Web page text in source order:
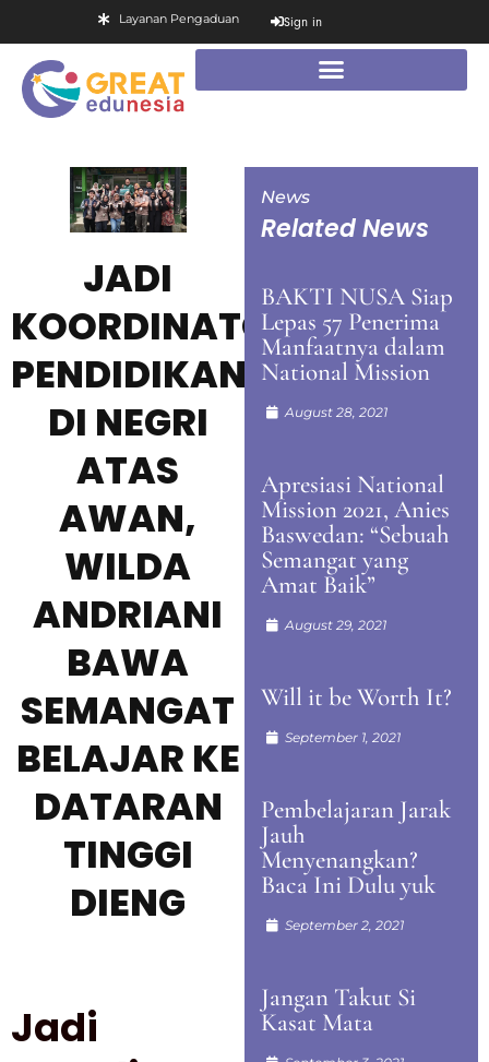
Layanan Pengaduan Sign in
JADI
KOORDINATOR
PENDIDIKAN
DI NEGRI
ATAS
AWAN,
WILDA
ANDRIANI
BAWA
SEMANGAT
BELAJAR KE
DATARAN
TINGGI
DIENG
Jadi
News
Related News
BAKTI NUSA Siap
Lepas 57 Penerima
Manfaatnya dalam
National Mission
August 28, 2021
Apresiasi National
Mission 2021, Anies
Baswedan: “Sebuah
Semangat yang
Amat Baik”
August 29, 2021
Will it be Worth It?
September 1, 2021
Pembelajaran Jarak
Jauh
Menyenangkan?
Baca Ini Dulu yuk
September 2, 2021
Jangan Takut Si
Kasat Mata